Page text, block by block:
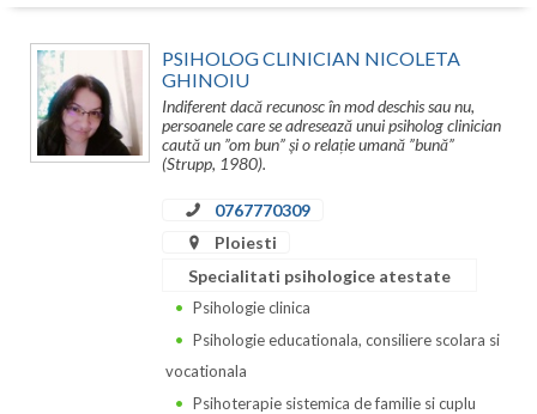
Bucuresti
Buzau
Calarasi
PSIHOLOG CLINICIAN NICOLETA
GHINOIU
Indiferent dacă recunosc în mod deschis sau nu,
persoanele care se adresează unui psiholog clinician
caută un ”om bun” și o relație umană ”bună”
(Strupp, 1980).
0767770309
Ploiesti
Specialitati psihologice atestate
Psihologie clinica
Psihologie educationala, consiliere scolara si
vocationala
Psihoterapie sistemica de familie si cuplu